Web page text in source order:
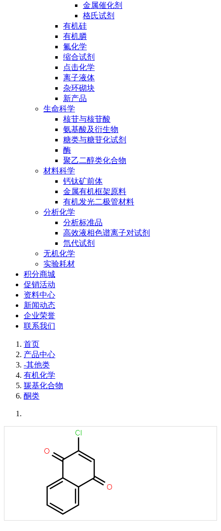
金属催化剂
格氏试剂
有机硅
有机膦
氟化学
缩合试剂
点击化学
离子液体
杂环砌块
新产品
生命科学
核苷与核苷酸
氨基酸及衍生物
糖类与糖苷化试剂
酶
聚乙二醇类化合物
材料科学
钙钛矿前体
金属有机框架原料
有机发光二极管材料
分析化学
分析标准品
高效液相色谱离子对试剂
氘代试剂
无机化学
实验耗材
积分商城
促销活动
资料中心
新闻动态
企业荣誉
联系我们
首页
产品中心
-其他类
有机化学
羰基化合物
酮类